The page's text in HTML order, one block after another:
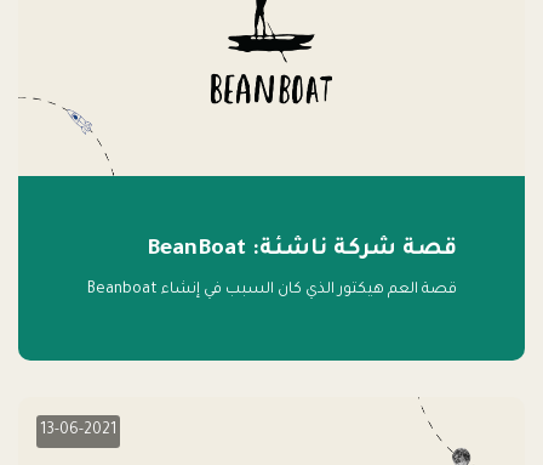
قصة شركة ناشئة: BeanBoat
قصة العم هيكتور الذي كان السبب في إنشاء Beanboat
13-06-2021